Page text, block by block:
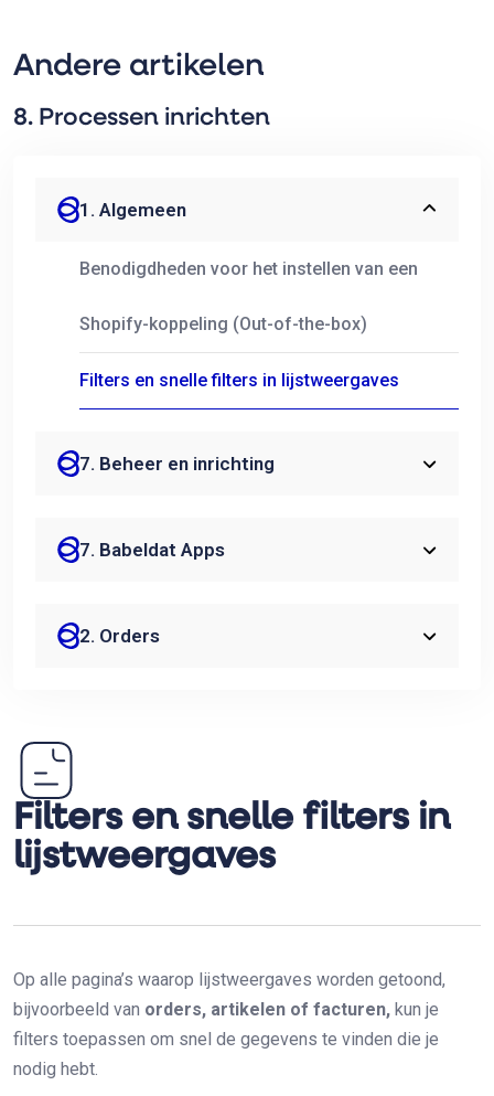
Andere artikelen
8. Processen inrichten
1. Algemeen
Benodigdheden voor het instellen van een
Shopify-koppeling (Out-of-the-box)
Filters en snelle filters in lijstweergaves
7. Beheer en inrichting
7. Babeldat Apps
2. Orders
Filters en snelle filters in
lijstweergaves
Op alle pagina’s waarop lijstweergaves worden getoond,
bijvoorbeeld van orders, artikelen of facturen, kun je
filters toepassen om snel de gegevens te vinden die je
nodig hebt.